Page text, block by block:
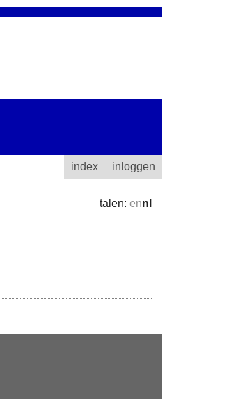
index inloggen
talen: ennl